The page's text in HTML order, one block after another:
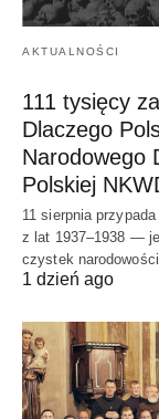
AKTUALNOŚCI
111 tysięcy
Dlaczego
Narodowego
Polskiej
11 sierpnia
z lat 1937–1938 —
czystek
1 dzień ago